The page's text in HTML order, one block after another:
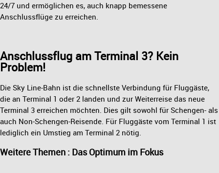
24/7 und ermöglichen es, auch knapp bemessene
Anschlussflüge zu erreichen.
Anschlussflug am Terminal 3? Kein
Problem!
Die Sky Line-Bahn ist die schnellste Verbindung für Fluggäste,
die an Terminal 1 oder 2 landen und zur Weiterreise das neue
Terminal 3 erreichen möchten. Dies gilt sowohl für Schengen- als
auch Non-Schengen-Reisende. Für Fluggäste vom Terminal 1 ist
lediglich ein Umstieg am Terminal 2 nötig.
Weitere Themen : Das Optimum im Fokus